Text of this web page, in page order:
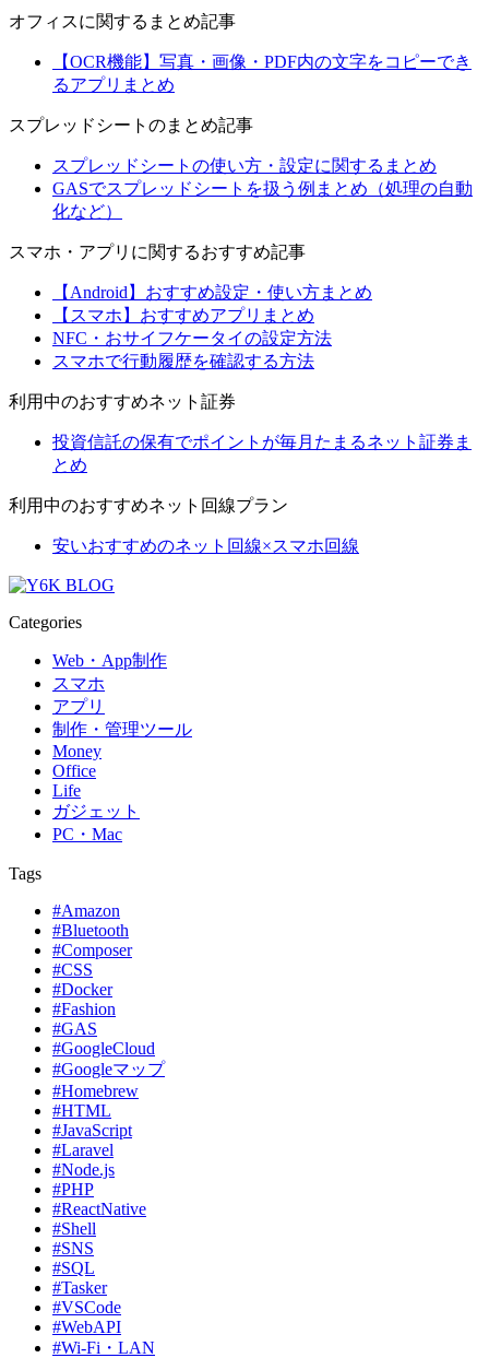
オフィスに関するまとめ記事
【OCR機能】写真・画像・PDF内の文字をコピーでき
るアプリまとめ
スプレッドシートのまとめ記事
スプレッドシートの使い方・設定に関するまとめ
GASでスプレッドシートを扱う例まとめ（処理の自動
化など）
スマホ・アプリに関するおすすめ記事
【Android】おすすめ設定・使い方まとめ
【スマホ】おすすめアプリまとめ
NFC・おサイフケータイの設定方法
スマホで行動履歴を確認する方法
利用中のおすすめネット証券
投資信託の保有でポイントが毎月たまるネット証券ま
とめ
利用中のおすすめネット回線プラン
安いおすすめのネット回線×スマホ回線
Categories
Web・App制作
スマホ
アプリ
制作・管理ツール
Money
Office
Life
ガジェット
PC・Mac
Tags
#Amazon
#Bluetooth
#Composer
#CSS
#Docker
#Fashion
#GAS
#GoogleCloud
#Googleマップ
#Homebrew
#HTML
#JavaScript
#Laravel
#Node.js
#PHP
#ReactNative
#Shell
#SNS
#SQL
#Tasker
#VSCode
#WebAPI
#Wi-Fi・LAN